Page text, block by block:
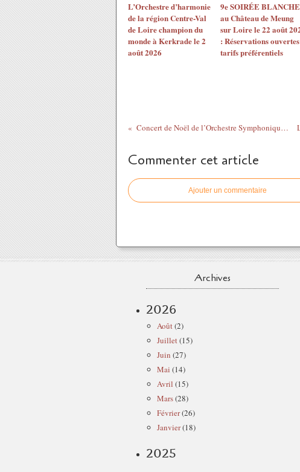
L’Orchestre d’harmonie
de la région Centre-Val
de Loire champion du
monde à Kerkrade le 2
août 2026
9e SOIRÉE BLANCHE
au Château de Meung
sur Loire le 22 août
: Réservations
tarifs préférentiels
Concert de Noël de l’Orchestre Symphonique d’Orléans les 20 et 21 décembre – Salle de l’Institut à Orléans
Commenter cet article
Ajouter un commentaire
Archives
2026
Août(2)
Juillet(15)
Juin (27)
Mai (14)
Avril (15)
Mars(28)
Février(26)
Janvier(18)
2025